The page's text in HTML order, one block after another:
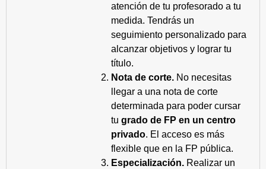
atención de tu profesorado a tu
medida. Tendrás un
seguimiento personalizado para
alcanzar objetivos y lograr tu
título.
Nota de corte. No necesitas
llegar a una nota de corte
determinada para poder cursar
tu grado de FP en un centro
privado. El acceso es más
flexible que en la FP pública.
Especialización. Realizar un